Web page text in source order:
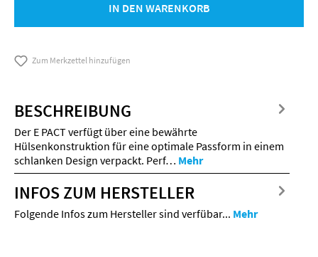
IN DEN WARENKORB
Zum Merkzettel hinzufügen
BESCHREIBUNG
Der E PACT verfügt über eine bewährte
Hülsenkonstruktion für eine optimale Passform in einem
schlanken Design verpackt. Perf… Mehr
INFOS ZUM HERSTELLER
Folgende Infos zum Hersteller sind verfübar... Mehr